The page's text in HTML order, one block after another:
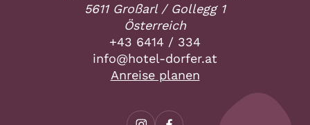
5611 Großarl / Gollegg 1
Österreich
+43 6414 / 334
ta.refrod-letoh@ofni
Anreise planen